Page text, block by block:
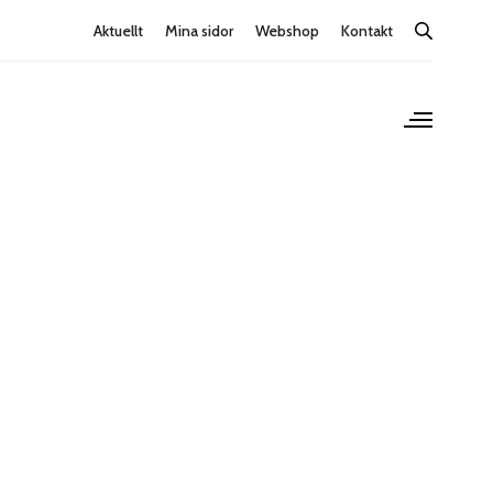
Aktuellt Mina sidor Webshop Kontakt